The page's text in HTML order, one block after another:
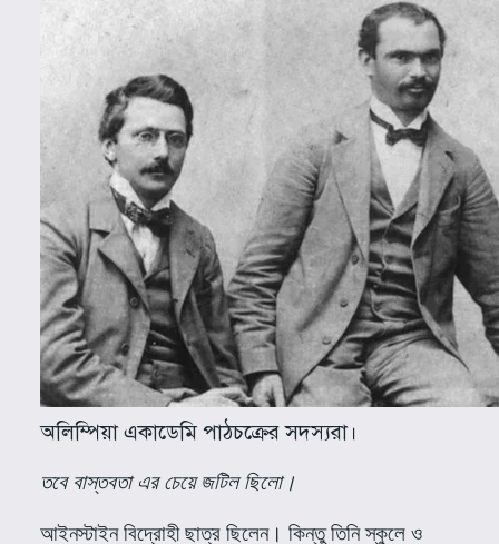
অলিম্পিয়া একাডেমি পাঠচক্রের সদস্যরা।
তবে বাস্তবতা এর চেয়ে জটিল ছিলো।
আইনস্টাইন বিদ্রোহী ছাত্র ছিলেন। কিন্তু তিনি স্কুলে ও